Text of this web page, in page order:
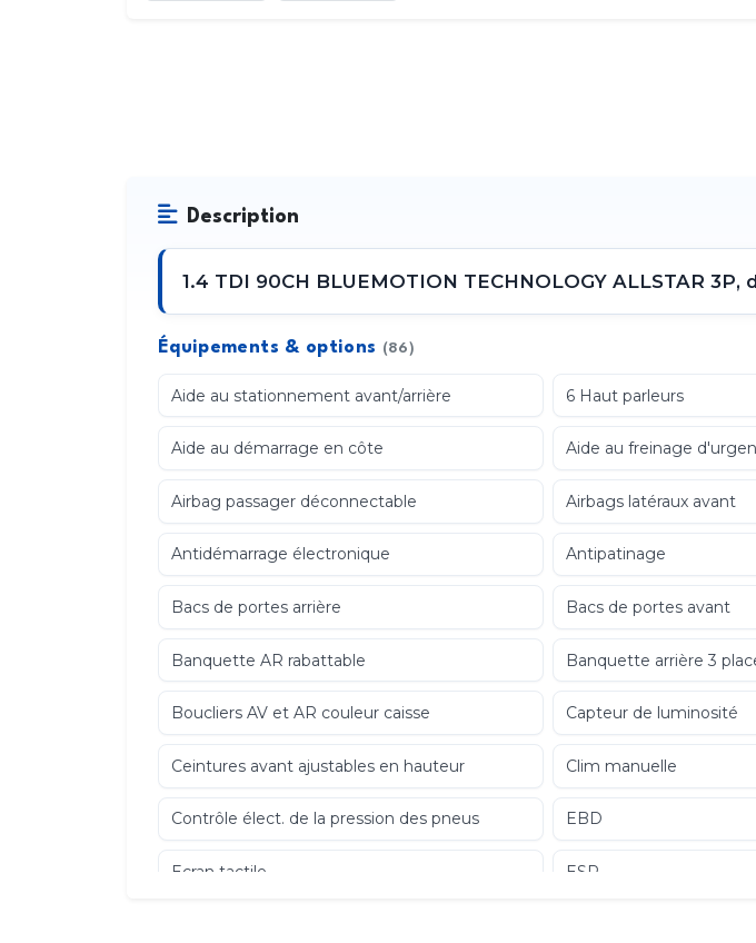
Description
1.4 TDI 90CH BLUEMOTION TECHNOLOGY ALLSTAR 3P,
Équipements & options (86)
Aide au stationnement avant/arrière 6 Haut parleurs
Aide au démarrage en côte Aide au freinage
Airbag passager déconnectable Airbags latéraux avant
Antidémarrage électronique Antipatinage
Bacs de portes arrière Bacs de portes avant
Banquette AR rabattable Banquette arrière 3
Boucliers AV et AR couleur caisse Capteur de luminosité
Ceintures avant ajustables en hauteur Clim manuelle
Contrôle élect. de la pression des pneus EBD
Ecran tactile ESP